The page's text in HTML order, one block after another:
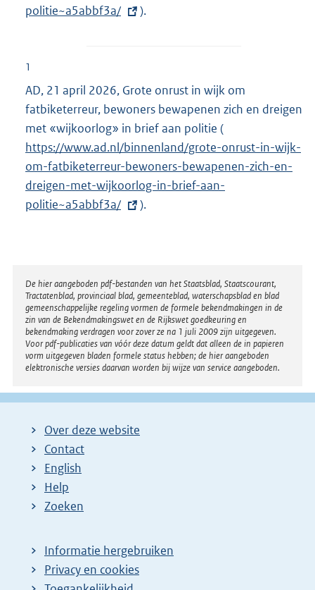
i
n
:
politie~a5abbf3a/
).
1
AD, 21 april 2026, Grote onrust in wijk om
fatbiketerreur, bewoners bewapenen zich en dreigen
met «wijkoorlog» in brief aan politie (
x
t
e
i
n
k
:
https://www.ad.nl/binnenland/grote-onrust-in-wijk-
om-fatbiketerreur-bewoners-bewapenen-zich-en-
dreigen-met-wijkoorlog-in-brief-aan-
politie~a5abbf3a/
).
Disclaimer
De hier aangeboden pdf-bestanden van het Staatsblad, Staatscourant,
Tractatenblad, provinciaal blad, gemeenteblad, waterschapsblad en blad
gemeenschappelijke regeling vormen de formele bekendmakingen in de
zin van de Bekendmakingswet en de Rijkswet goedkeuring en
bekendmaking verdragen voor zover ze na 1 juli 2009 zijn uitgegeven.
Voor pdf-publicaties van vóór deze datum geldt dat alleen de in papieren
vorm uitgegeven bladen formele status hebben; de hier aangeboden
elektronische versies daarvan worden bij wijze van service aangeboden.
Over deze website
Contact
English
Help
Zoeken
Informatie hergebruiken
Privacy en cookies